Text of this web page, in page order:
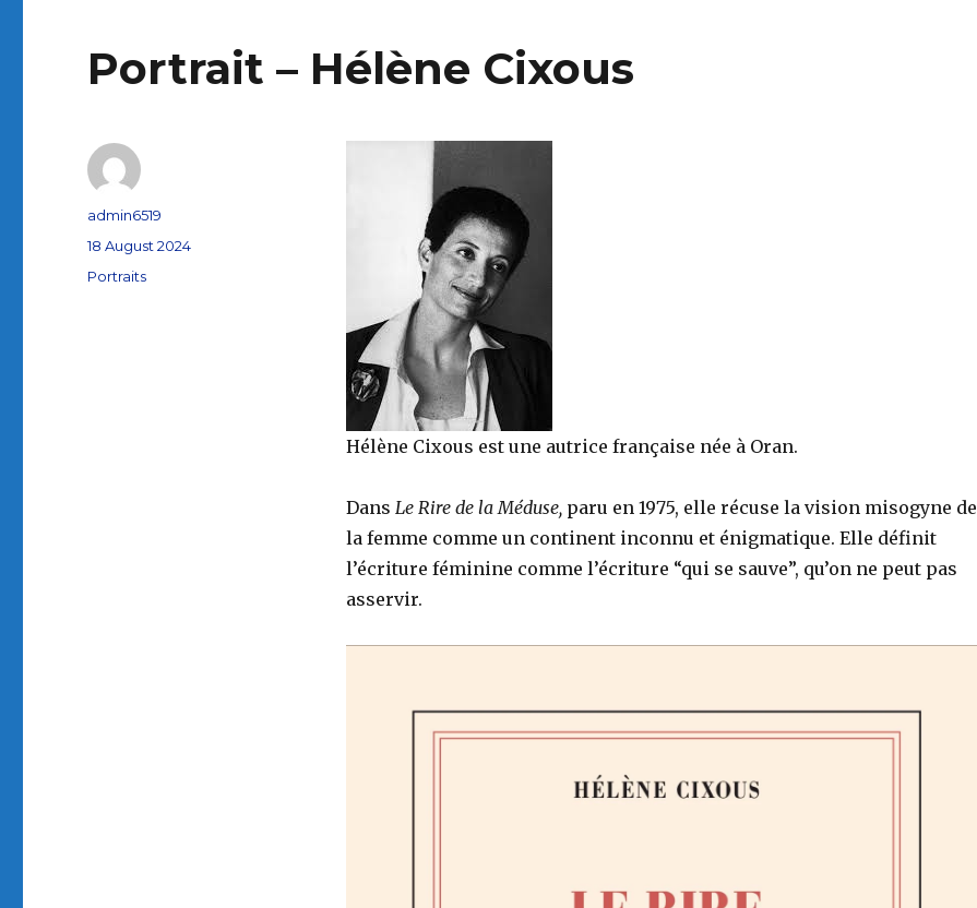
Portrait – Hélène Cixous
Hélène Cixous est une autrice française née à Oran.
Dans Le Rire de la Méduse,paru en 1975, elle récuse la vision misogyne de
la femme comme un continent inconnu et énigmatique. Elle définit
l’écriture féminine comme l’écriture “qui se sauve”, qu’on ne peut pas
asservir.
Author
admin6519
Posted
18 August 2024
Categories
Portraits